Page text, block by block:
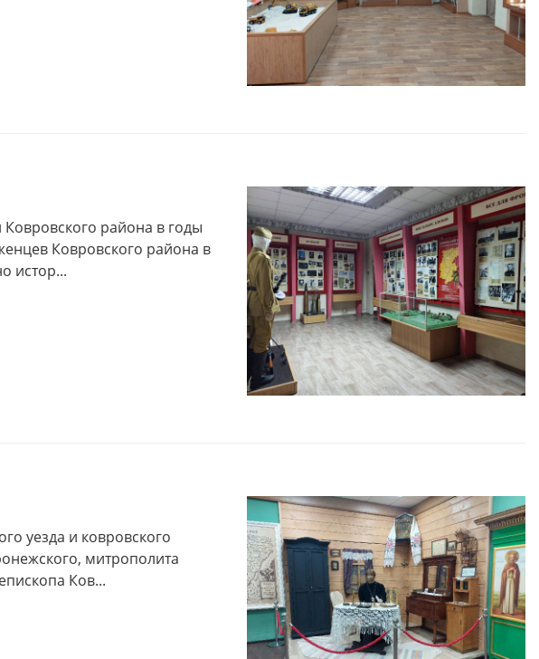
района в годы
Ковровского района в
истор...
уезда и ковровского
митрополита
Ков...